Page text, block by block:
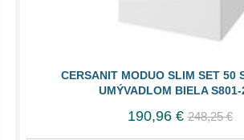
CERSANIT MODUO SLIM SET 50
UMÝVADLOM BIELA
190,96 € 248,25 €